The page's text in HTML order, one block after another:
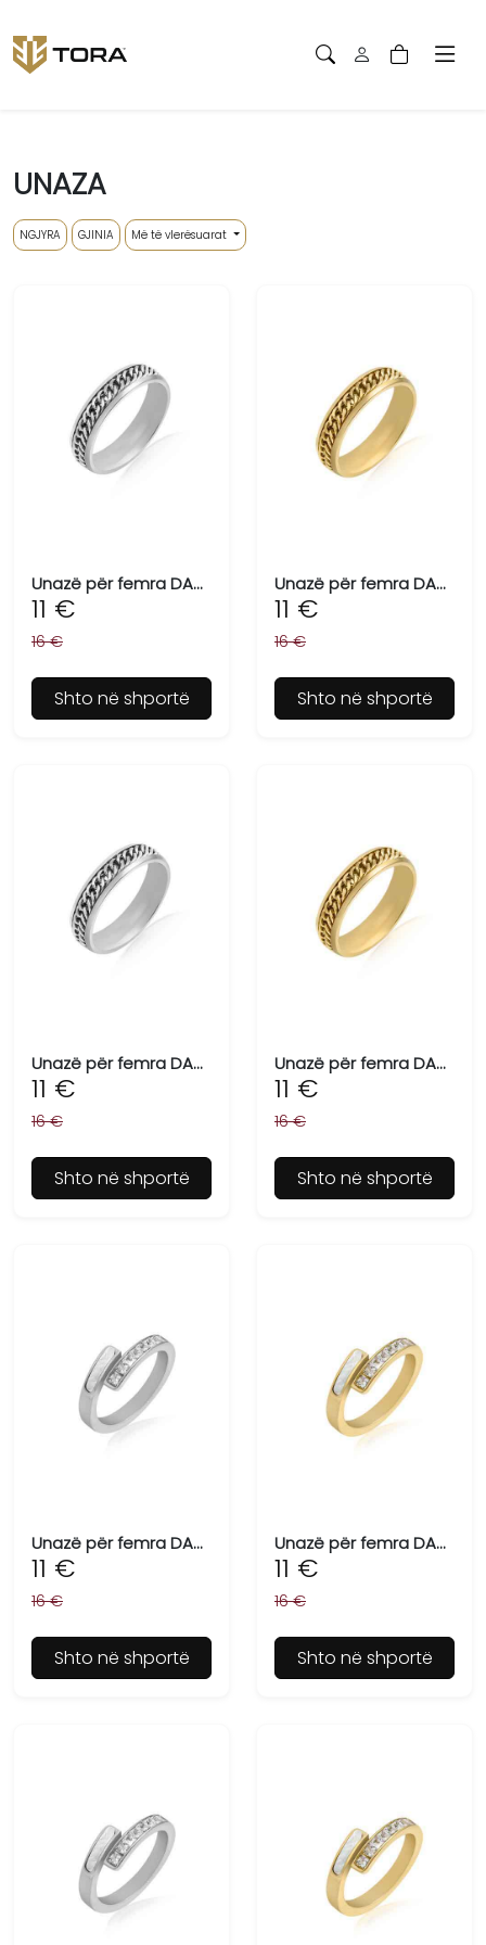
UNAZA
NGJYRA GJINIA Më të vlerësuarat
Unazë për femra DANIEL KLEIN DKJ.3.6005-L-1
11 €
16 €
Shto në shportë
Unazë për femra DANIEL KLEIN DKJ.3.6005-L-2
11 €
16 €
Shto në shportë
Unazë për femra DANIEL KLEIN DKJ.3.6005-M-1
11 €
16 €
Shto në shportë
Unazë për femra DANIEL KLEIN DKJ.3.6005-M-2
11 €
16 €
Shto në shportë
Unazë për femra DANIEL KLEIN DKJ.3.6006-L-1
11 €
16 €
Shto në shportë
Unazë për femra DANIEL KLEIN DKJ.3.6006-L-2
11 €
16 €
Shto në shportë